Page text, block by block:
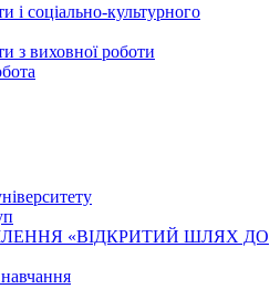
і соціально-культурного
з виховної роботи
«ВІДКРИТИЙ ШЛЯХ ДО